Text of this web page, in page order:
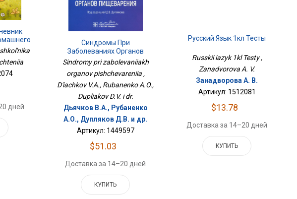
дней
Синдромы При
Заболеваниях Органов
Пищеварения
Sindromy pri zabolevaniiakh
organov pishchevareniia ,
D'iachkov V.A., Rubanenko A.O.,
Dupliakov D.V. i dr.
Дьячков В.А., Рубаненко
А.О., Дупляков Д.В. и др.
Артикул: 1449597
$51.03
Доставка за 14–20 дней
КУПИТЬ
Русский Язык 1кл Тесты
Russkii iazyk 1kl Testy ,
Zanadvorova A. V.
Занадворова А. В.
Артикул: 1512081
$13.78
Доставка за 14–20 дней
КУПИТЬ